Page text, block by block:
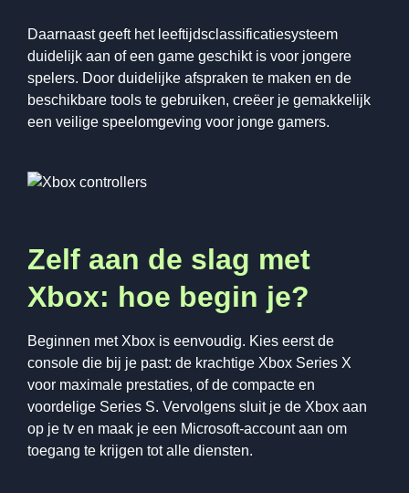
Daarnaast geeft het leeftijdsclassificatiesysteem
duidelijk aan of een game geschikt is voor jongere
spelers. Door duidelijke afspraken te maken en de
beschikbare tools te gebruiken, creëer je gemakkelijk
een veilige speelomgeving voor jonge gamers.
Zelf aan de slag met
Xbox: hoe begin je?
Beginnen met Xbox is eenvoudig. Kies eerst de
console die bij je past: de krachtige Xbox Series X
voor maximale prestaties, of de compacte en
voordelige Series S. Vervolgens sluit je de Xbox aan
op je tv en maak je een Microsoft-account aan om
toegang te krijgen tot alle diensten.